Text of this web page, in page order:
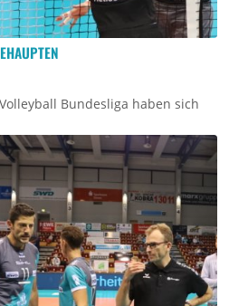
Bundesliga haben sich